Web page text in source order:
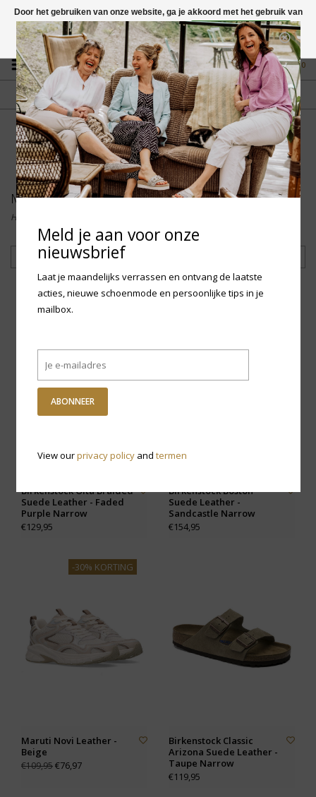
Vragen? App naar +31 58 250 1503
0
GRATIS VERZENDING NL
Vanaf € 75,-
FYSIEKE WINKEL
in Mantgum (frl)
fdad
Merken
Home
Filteren
Birkenstock Oita Braided
Suede Leather - Faded
Purple Narrow
€129,95
Birkenstock Boston
Suede Leather -
Sandcastle Narrow
€154,95
-30% KORTING
Maruti Novi Leather -
Beige
€109,95€76,97
Birkenstock Classic
Arizona Suede Leather -
Taupe Narrow
€119,95
Door het gebruiken van onze website, ga je akkoord met het gebruik van
cookies om onze website te verbeteren.
Dit bericht verbergen
Meer over cookies »
Meld je aan voor onze
nieuwsbrief
Laat je maandelijks verrassen en ontvang de laatste
acties, nieuwe schoenmode en persoonlijke tips in je
mailbox.
ABONNEER
View ourprivacy policyand termen